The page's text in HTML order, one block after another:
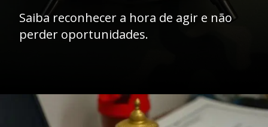
Saiba reconhecer a hora de agir e não
perder oportunidades.
Opening https://ademilsoncs.adv.br/